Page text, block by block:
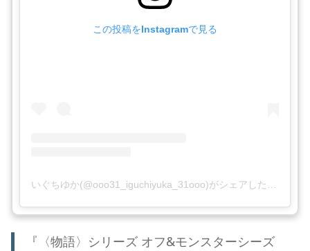
この投稿をInstagramで見る
『〈物語〉シリーズ オフ&モンスターシーズ